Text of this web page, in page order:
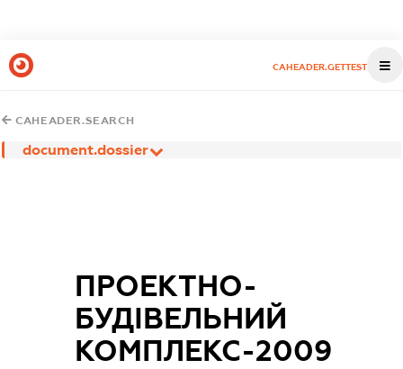
CAHEADER.GETTEST
CAHEADER.SEARCH
document.dossier
ПРОЕКТНО-
БУДІВЕЛЬНИЙ
КОМПЛЕКС-2009